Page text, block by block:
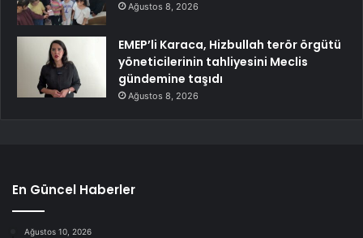
Ağustos 8, 2026
EMEP’li Karaca, Hizbullah terör örgütü
yöneticilerinin tahliyesini Meclis
gündemine taşıdı
Ağustos 8, 2026
En Güncel Haberler
Ağustos 10, 2026